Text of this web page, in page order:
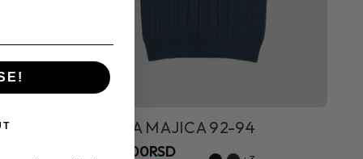
MUŠKA MAJICA 92-94
5,200.00RSD